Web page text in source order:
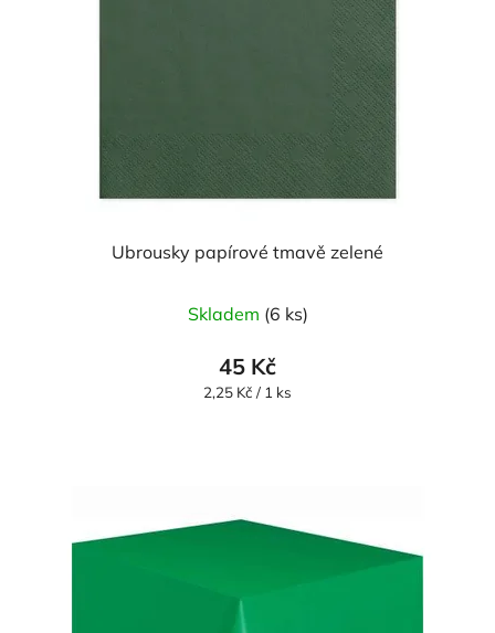
Ubrousky papírové tmavě zelené
Skladem (6 ks)
45 Kč
Měrná
2,25 Kč / 1 ks